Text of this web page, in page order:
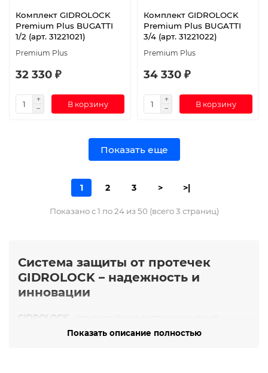
Комплект GIDROLOCK
Premium Plus BUGATTI
1/2 (арт. 31221021)
Premium Plus
32 330 ₽
В корзину
Комплект GIDROLOCK
Premium Plus BUGATTI
3/4 (арт. 31221022)
Premium Plus
34 330 ₽
В корзину
Показать еще
1 2 3 > >|
Показано с 1 по 24 из 50 (всего 3 страниц)
Система защиты от протечек
GIDROLOCK – надежность и
инновации
GIDROLOCK
протечек воды, обеспечивающая автоматическое
Показать описание полностью